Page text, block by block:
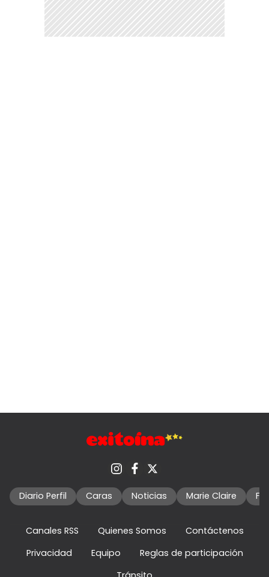
Diario Perfil Caras Noticias Marie Claire
Canales RSS Quienes Somos
Contáctenos
Privacidad
Equipo
Reglas de participación